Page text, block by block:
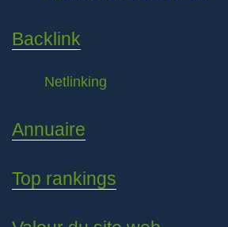
Backlink
Netlinking
Annuaire
Top rankings